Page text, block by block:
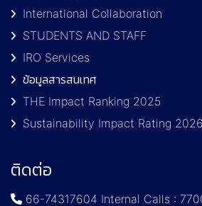
International Collaboration
STUDENTS AND STAFF
IRO Services
ข้อมูลสารสนเทศ
THE Impact Ranking 2025
Sustainability Impact Rating 2026
ติดต่อ
66-74317604 Internal Calls :